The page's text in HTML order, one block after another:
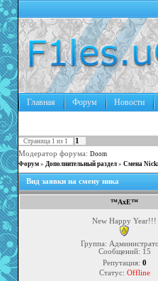
Новости
Форум
Главная
Страница 1 из 1
1
Модератор форума: Doom
Форум » Дополнительный раздел » Смена
Вид заявки на смену ника
™AxE™
New Happy Year!!!
Группа:
Сообщений: 15
Репутация: 0
Статус: Offline